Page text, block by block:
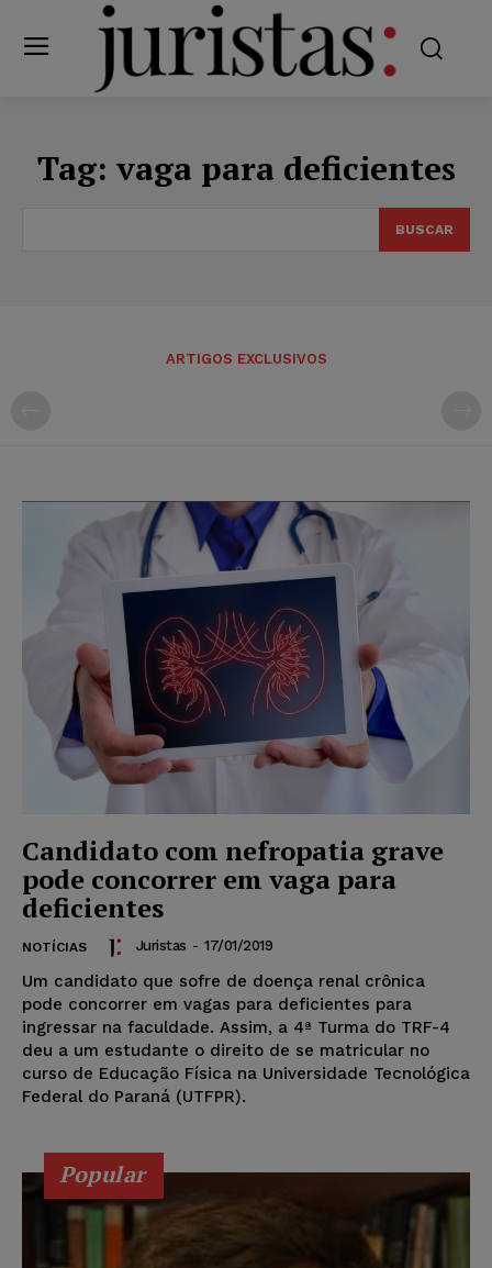
Tag: vaga para deficientes
BUSCAR
ARTIGOS EXCLUSIVOS
Candidato com nefropatia grave
pode concorrer em vaga para
deficientes
NOTÍCIAS Juristas - 17/01/2019
Um candidato que sofre de doença renal crônica
pode concorrer em vagas para deficientes para
ingressar na faculdade. Assim, a 4ª Turma do TRF-4
deu a um estudante o direito de se matricular no
curso de Educação Física na Universidade Tecnológica
Federal do Paraná (UTFPR).
Popular